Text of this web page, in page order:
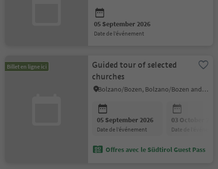
05 September 2026
date de l’événement
Billet en ligne ici
Guided tour of selected
churches
Bolzano/Bozen, Bolzano/Bozen and environs
05 September 2026
date de l’événement
03 October
date de
Offres avec le Südtirol Guest Pass